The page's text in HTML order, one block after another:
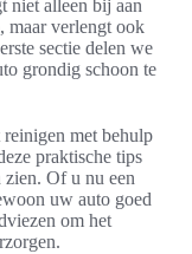
niet alleen bij aan
maar verlengt ook
sectie delen we
grondig schoon te
met behulp
praktische tips
Of u nu een
uw auto goed
om het